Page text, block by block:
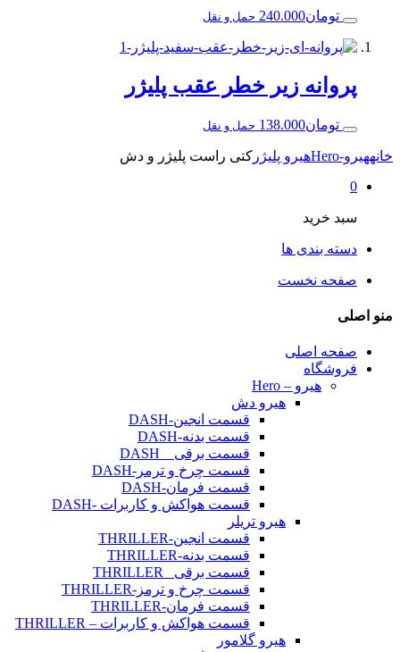
240.000 حمل و نقل
زیر خطر عقب پلیژر
138.000 حمل و نقل
هیرو پلیژرکتی راست پلیژر و دش
بندی ها
نخست
اصلی
هیرو دش
قسمت انجین-DASH
قسمت بدنه-DASH
قسمت برقی _ DASH
قسمت چرخ و ترمر-DASH
قسمت فرمان-DASH
قسمت هواکش و کاربرات -DASH
هیرو تریلر
قسمت انجین-THRILLER
قسمت بدنه-THRILLER
قسمت برقی _THRILLER
قسمت چرخ و ترمز-THRILLER
قسمت فرمان-THRILLER
قسمت هواکش و کاربرات – THRILLER
هیرو گلامور